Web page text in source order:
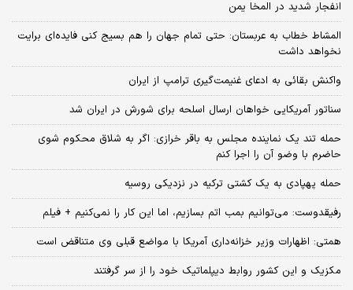
انفجار شدید در المخا یمن
المشاط خطاب به عربستان: حتی تمام جهان را هم بسیج کنی فایده‌ای برایت
نخواهد داشت
واکنش بقائی به ادعای غنیمت‌گیری ترامپ از ایران
سناتور آمریکایی خواهان ارسال اسلحه برای شورش در ایران شد
حمله تند یک نماینده مجلس به باقر خرازی: اگر به شلاق محکوم شوی
حاضرم با وضو آن را اجرا کنم
حمله پهپادی به یک کشتی ترکیه در نزدیکی روسیه
رفیقدوست: می‌توانیم بمب اتم بسازیم، اما این کار را نمی‌کنیم + فیلم
همتی: اظهارات وزیر خزانه‌داری آمریکا با مواضع قبلی وی متناقض است
مکزیک و این کشور روابط دیپلماتیک خود را از سر گرفتند